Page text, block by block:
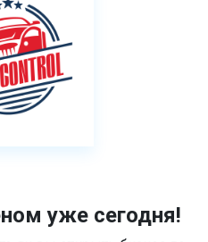
уже сегодня!